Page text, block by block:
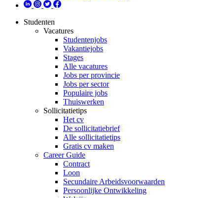
Studenten
Vacatures
Studentenjobs
Vakantiejobs
Stages
Alle vacatures
Jobs per provincie
Jobs per sector
Populaire jobs
Thuiswerken
Sollicitatietips
Het cv
De sollicitatiebrief
Alle sollicitatietips
Gratis cv maken
Career Guide
Contract
Loon
Secundaire Arbeidsvoorwaarden
Persoonlijke Ontwikkeling